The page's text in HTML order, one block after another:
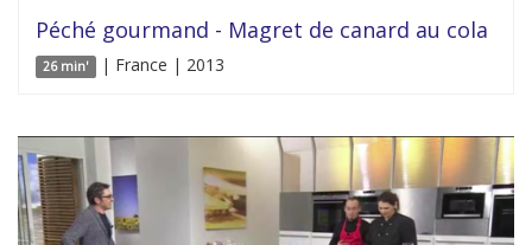
Péché gourmand - Magret de canard au cola
26 min' | France | 2013